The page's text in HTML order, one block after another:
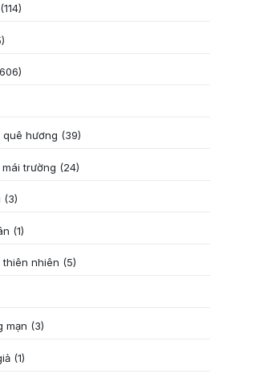
(114)
quê hương (39)
trường (24)
(3)
(1)
nhiên (5)
mạn (3)
(1)